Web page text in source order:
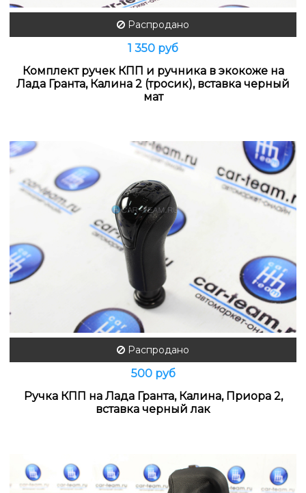
Распродано
1 350 руб
Комплект ручек КПП и ручника в экокоже на
Лада Гранта, Калина 2 (тросик), вставка черный
мат
Распродано
500 руб
Ручка КПП на Лада Гранта, Калина, Приора 2,
вставка черный лак